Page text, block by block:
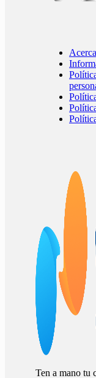
Ten a mano tu